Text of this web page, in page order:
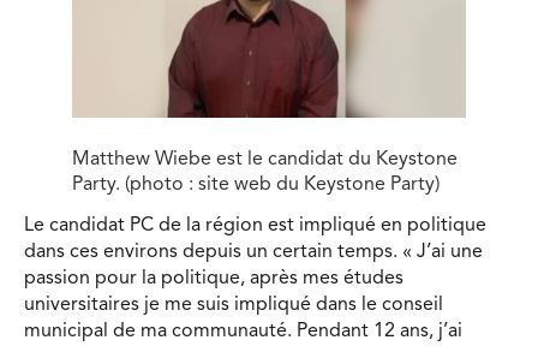
Matthew Wiebe est le candidat du Keystone
Party. (photo : site web du Keystone Party)
Le candidat PC de la région est impliqué en politique
dans ces environs depuis un certain temps. « J’ai une
passion pour la politique, après mes études
universitaires je me suis impliqué dans le conseil
municipal de ma communauté. Pendant 12 ans, j’ai